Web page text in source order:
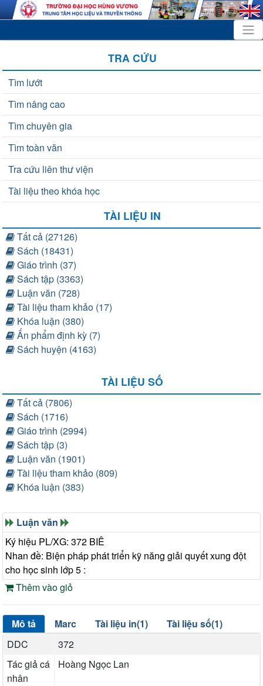
TRA CỨU
Tìm lướt
Tìm nâng cao
Tìm chuyên gia
Tìm toàn văn
Tra cứu liên thư viện
Tài liệu theo khóa học
TÀI LIỆU IN
Tất cả (27126)
Sách (18431)
Giáo trình (37)
Sách tập (3363)
Luận văn (728)
Tài liệu tham khảo (17)
Khóa luận (380)
Ấn phẩm định kỳ (7)
Sách huyện (4163)
TÀI LIỆU SỐ
Tất cả (7806)
Sách (1716)
Giáo trình (2994)
Sách tập (3)
Luận văn (1901)
Tài liệu tham khảo (809)
Khóa luận (383)
Luận văn
Ký hiệu PL/XG: 372 BIÊ
Nhan đề: Biện pháp phát triển kỹ năng giải quyết xung đột
cho học sinh lớp 5 :
Thêm vào giỏ
Mô tả Marc Tài liệu in(1)
Tài liệu số(1)
DDC
372
Tác giả cá
nhân
Hoàng Ngọc Lan